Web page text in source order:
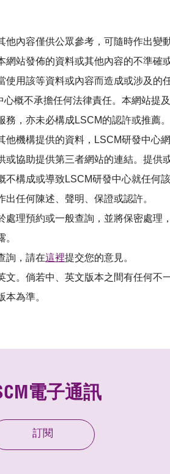
他內容僅供公眾參考，可隨時作出變
網站發佈的資料或其他內容的不準確
使用該等資料或內容而造成或涉及的
心概不承擔任何法律責任。本網站提及
務，亦未必構成LSCM的認許或推薦。
他機構提供的資料，LSCM研發中心網
或協助提供第三者網站的連結。提供
不構成或導致LSCM研發中心就任何該
出任何陳述、聲明、保證或認許。
處理預約或一般查詢，並將保密處理
詢，請在這裡提交您的意見。
文。倘若中、英文版本之間有任何不
為準。
電子通訊
訂閱